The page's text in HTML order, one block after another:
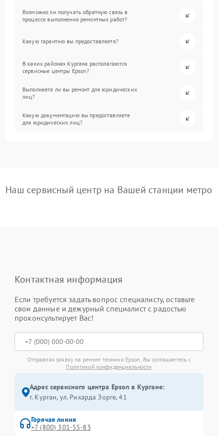
Возможно ли получать обратную связь в
процессе выполнения ремонтных работ?
Какую гарантию вы предоставляете?
В каких районах Кургана располагаются
сервисные центры Epson?
Выполняете ли вы ремонт для юридических
лиц?
Какую документацию вы предоставляете
для юридических лиц?
Наш сервисный центр на Вашей станции метро
Контактная информация
Если требуется задать вопрос специалисту, оставьте
свои данные и дежурный специалист с радостью
проконсультирует Вас!
Отправляя заявку на ремонт техники Epson, Вы соглашаетесь с
Политикой конфиденциальности
Адрес сервисного центра Epson в Кургане:
г. Курган, ул. Рихарда Зорге, 41
Горячая линия
+7 (800) 301-55-83